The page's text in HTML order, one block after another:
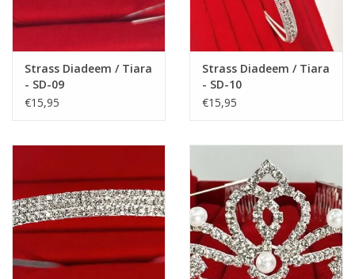
Strass Diadeem / Tiara
- SD-09
€15,95
Strass Diadeem / Tiara
- SD-10
€15,95